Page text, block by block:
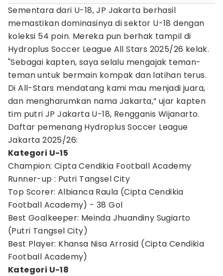
Sementara dari U-18, JP Jakarta berhasil
memastikan dominasinya di sektor U-18 dengan
koleksi 54 poin. Mereka pun berhak tampil di
Hydroplus Soccer League All Stars 2025/26 kelak.
"Sebagai kapten, saya selalu mengajak teman-
teman untuk bermain kompak dan latihan terus.
Di All-Stars mendatang kami mau menjadi juara,
dan mengharumkan nama Jakarta,” ujar kapten
tim putri JP Jakarta U-18, Rengganis Wijanarto.
Daftar pemenang Hydroplus Soccer League
Jakarta 2025/26:
Kategori U-15
Champion: Cipta Cendikia Football Academy
Runner-up : Putri Tangsel City
Top Scorer: Albianca Raula (Cipta Cendikia
Football Academy) - 38 Gol
Best Goalkeeper: Meinda Jhuandiny Sugiarto
(Putri Tangsel City)
Best Player: Khansa Nisa Arrosid (Cipta Cendikia
Football Academy)
Kategori U-18